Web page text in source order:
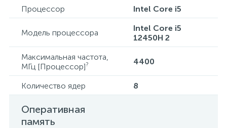
Процессор Intel Core i5
Модель процессора
Intel Core i5
12450H 2
Максимальная частота,
МГц [Процессор]? 4400
Количество ядер 8
Оперативная
память